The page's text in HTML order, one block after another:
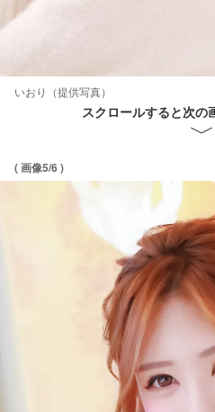
いおり（提供写真）
スクロールすると次の
( 画像5/6 )